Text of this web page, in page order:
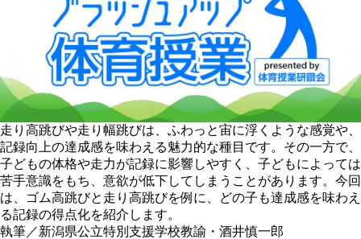
走り高跳びや走り幅跳びは、ふわっと宙に浮くような感覚や
記録向上の達成感を味わえる魅力的な種目です。その一方で、
子どもの体格や走力が記録に影響しやすく
子どもによっては
苦手意識をもち
意欲が低下してしまうことがあります。今回
は
ゴム高跳びと走り高跳びを例に
どの子も達成感を味わえ
る記録の得点化を紹介します。
執筆／新潟県公立特別支援学校教諭・酒井慎一郎